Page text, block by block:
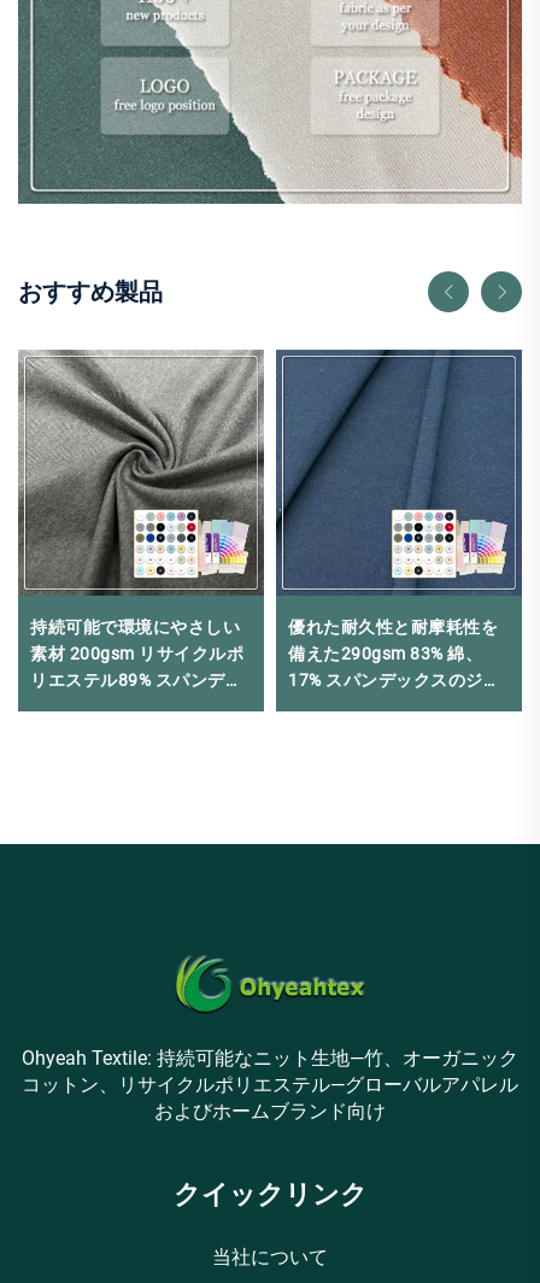
おすすめ製品
持続可能で環境にやさしい
素材 200gsm リサイクルポ
リエステル89% スパンデッ
クス11% ジャージー生地 ス
優れた耐久性と耐摩耗性を
備えた290gsm 83% 綿、
17% スパンデックスのジャ
ージー生地は、高強度トレ
Ohyeah Textile: 持続可能なニット生地—竹、オーガニック
コットン、リサイクルポリエステル—グローバルアパレル
およびホームブランド向け
クイックリンク
当社について